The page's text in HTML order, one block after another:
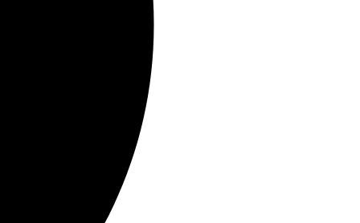
Slavnostní otevření a zasvěcení
nového kůlového centra v Praze
04/05/2026